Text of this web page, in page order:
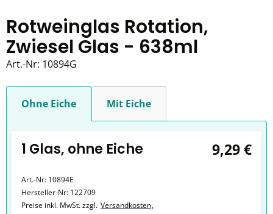
Rotweinglas Rotation,
Zwiesel Glas - 638ml
Art.-Nr: 10894G
Ohne Eiche Mit Eiche
1 Glas, ohne Eiche 9,29 €
Art.-Nr: 10894E
Hersteller-Nr: 122709
Preise inkl. MwSt. zzgl. Versandkosten,